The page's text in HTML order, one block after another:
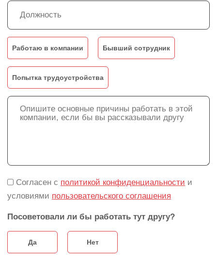
Работаю в компании Бывший сотрудник
Попытка трудоустройства
Согласен с политикой конфиденциальности и
условиями пользовательского соглашения
Посоветовали ли бы работать тут другу?
Да Нет